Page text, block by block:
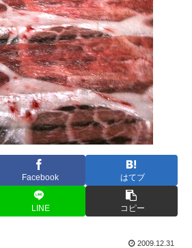
Facebook はてブ
LINE コピー
2009.12.31